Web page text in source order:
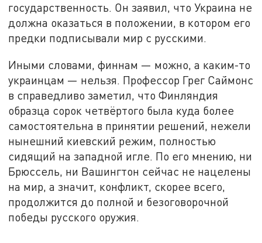
государственность. Он заявил, что Украина не
должна оказаться в положении, в котором его
предки подписывали мир с русскими.
Иными словами, финнам — можно, а каким-то
украинцам — нельзя. Профессор Грег Саймонс
в справедливо заметил, что Финляндия
образца сорок четвёртого была куда более
самостоятельна в принятии решений, нежели
нынешний киевский режим, полностью
сидящий на западной игле. По его мнению, ни
Брюссель, ни Вашингтон сейчас не нацелены
на мир, а значит, конфликт, скорее всего,
продолжится до полной и безоговорочной
победы русского оружия.